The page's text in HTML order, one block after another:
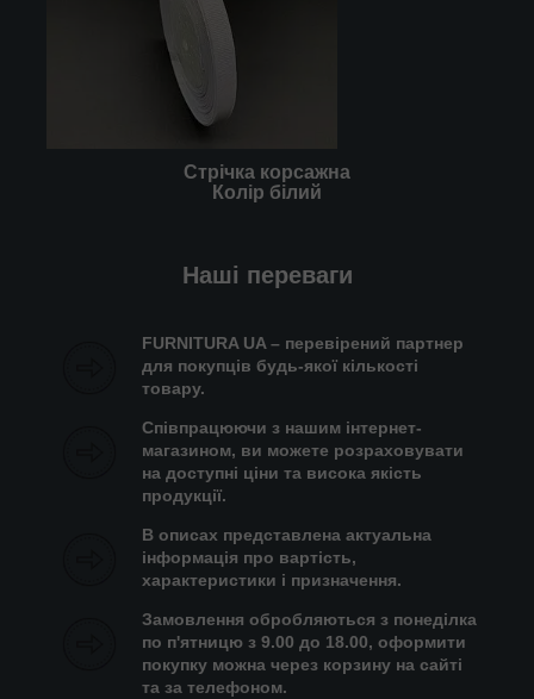
Стрічка корсажна
Колір білий
Наші переваги
FURNITURA UA – перевірений партнер
для покупців будь-якої кількості
товару.
Співпрацюючи з нашим інтернет-
магазином, ви можете розраховувати
на доступні ціни та висока якість
продукції.
В описах представлена актуальна
інформація про вартість,
характеристики і призначення.
Замовлення обробляються з понеділка
по п'ятницю з 9.00 до 18.00, оформити
покупку можна через корзину на сайті
та за телефоном.